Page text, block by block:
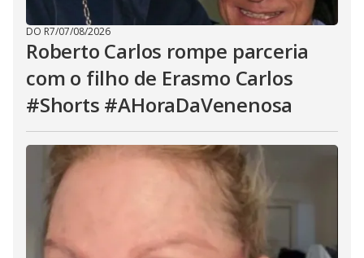
DO R7/07/08/2026
Roberto Carlos rompe parceria
com o filho de Erasmo Carlos
#Shorts #AHoraDaVenenosa